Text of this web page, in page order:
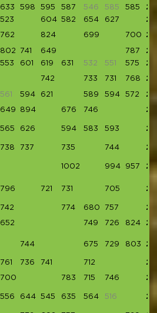
633 598 595 587 546 585 585
523 604 582 654 627
762 824 699 700
802 741 649 787
553 601 619 631 532 551 575
742 733 731 768
561 594 621 589 594 572
649 894 676 746
565 626 594 583 593
738 737 735 744
1002 994 957
796 721 731 705
742 774 680 757
652 749 726 824
744 675 729 803
761 736 741 712
700 783 715 746
556 644 545 635 564 516